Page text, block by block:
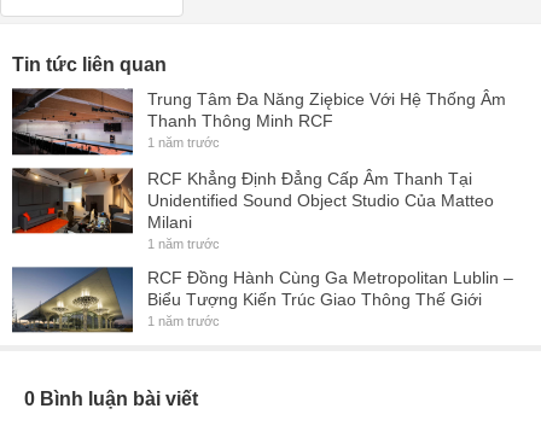
Italy), (Giá 2 chiếc)
Tin tức liên quan
Trung Tâm Đa Năng Ziębice Với Hệ Thống Âm
Thanh Thông Minh RCF
1 năm trước
RCF Khẳng Định Đẳng Cấp Âm Thanh Tại
Unidentified Sound Object Studio Của Matteo
Milani
1 năm trước
RCF Đồng Hành Cùng Ga Metropolitan Lublin –
Biểu Tượng Kiến Trúc Giao Thông Thế Giới
1 năm trước
0 Bình luận bài viết